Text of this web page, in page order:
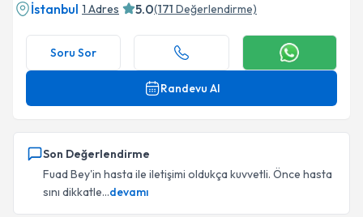
İstanbul 1 Adres 5.0(171 Değerlendirme)
Soru Sor
Randevu Al
Son Değerlendirme
Fuad Bey'in hasta ile iletişimi oldukça kuvvetli. Önce hasta
sını dikkatle...devamı